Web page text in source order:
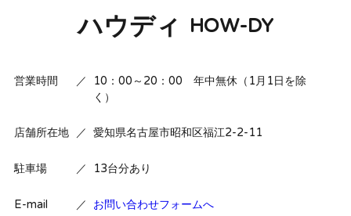
ハウディ HOW-DY
営業時間 ／
10：00～20：00 年中無休（1月1日を除
く）
店舗所在地 ／ 愛知県名古屋市昭和区福江2-2-11
駐車場 ／ 13台分あり
E-mail ／ お問い合わせフォームへ